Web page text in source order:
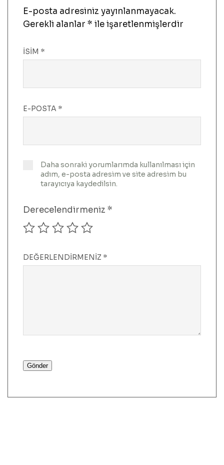
E-posta adresiniz yayınlanmayacak.
Gerekli alanlar * ile işaretlenmişlerdir
İSIM *
E-POSTA *
Daha sonraki yorumlarımda kullanılması için
adım, e-posta adresim ve site adresim bu
tarayıcıya kaydedilsin.
Derecelendirmeniz *
DEĞERLENDIRMENIZ *
Gönder